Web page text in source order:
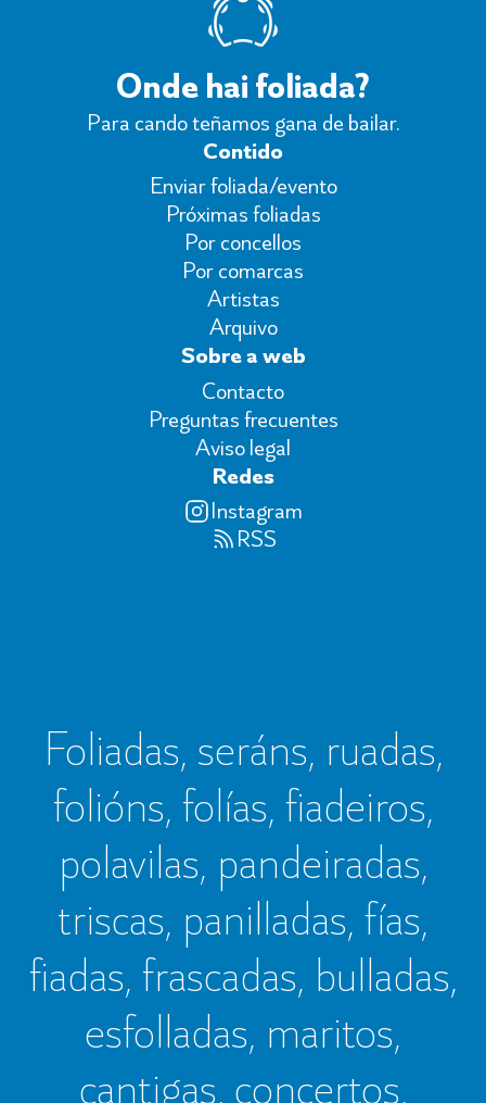
Onde hai foliada?
Para cando teñamos gana de bailar.
Contido
Enviar foliada/evento
Próximas foliadas
Por concellos
Por comarcas
Artistas
Arquivo
Sobre a web
Contacto
Preguntas frecuentes
Aviso legal
Redes
Instagram
RSS
Foliadas, seráns, ruadas,
folións, folías, fiadeiros,
polavilas, pandeiradas,
triscas, panilladas, fías,
fiadas, frascadas, bulladas,
esfolladas, maritos,
cantigas, concertos,